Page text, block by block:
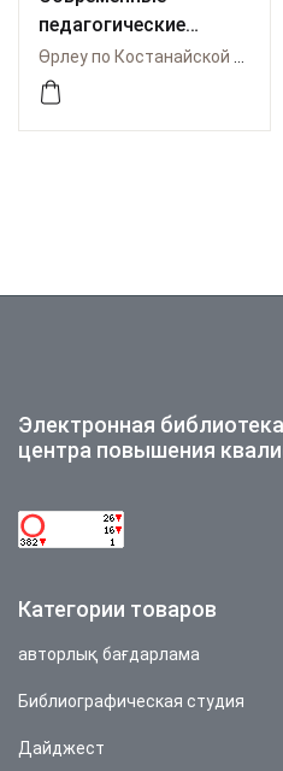
педагогические
технологии. В помощь
молодому педагогу
Электронная
центра повышения
Категории товаров
авторлық бағдарлама
Библиографическая студия
Дайджест